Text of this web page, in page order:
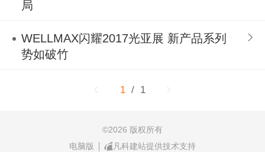
局
WELLMAX闪耀2017光亚展 新产品系列
势如破竹
1 / 1
©2026 版权所有
电脑版
凡科建站提供技术支持